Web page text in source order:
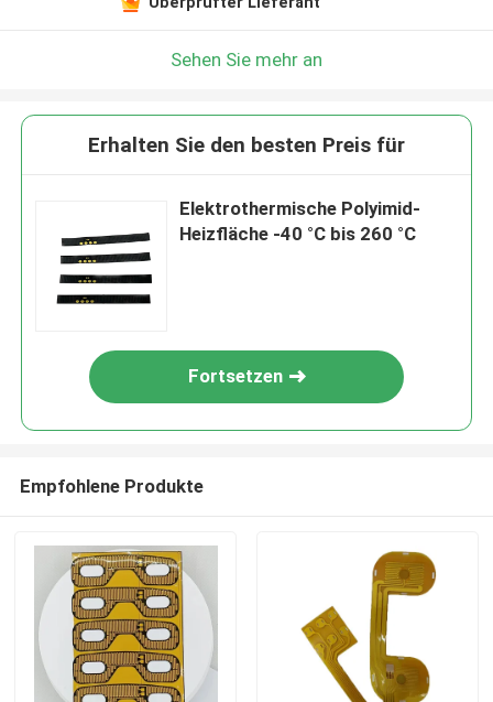
Sehen Sie mehr an
Erhalten Sie den besten Preis für
Elektrothermische Polyimid-
Heizfläche -40 °C bis 260 °C
Fortsetzen
Empfohlene Produkte